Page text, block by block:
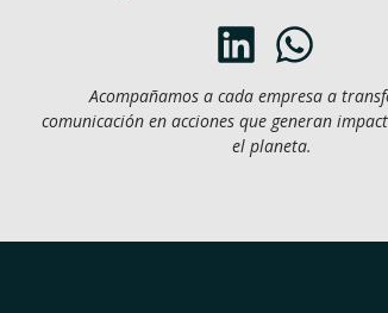
Acompañamos a cada empresa a
comunicación en acciones que generan
el planeta.